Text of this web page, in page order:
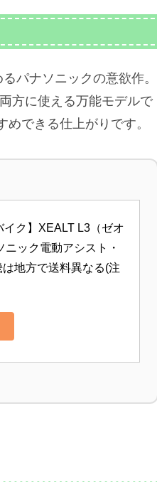
パナソニックの意欲作。
方に使える万能モデルで
できる仕上がりです。
イク】XEALT L3（ゼオ
ック電動アシスト・
地方で送料異なる(注